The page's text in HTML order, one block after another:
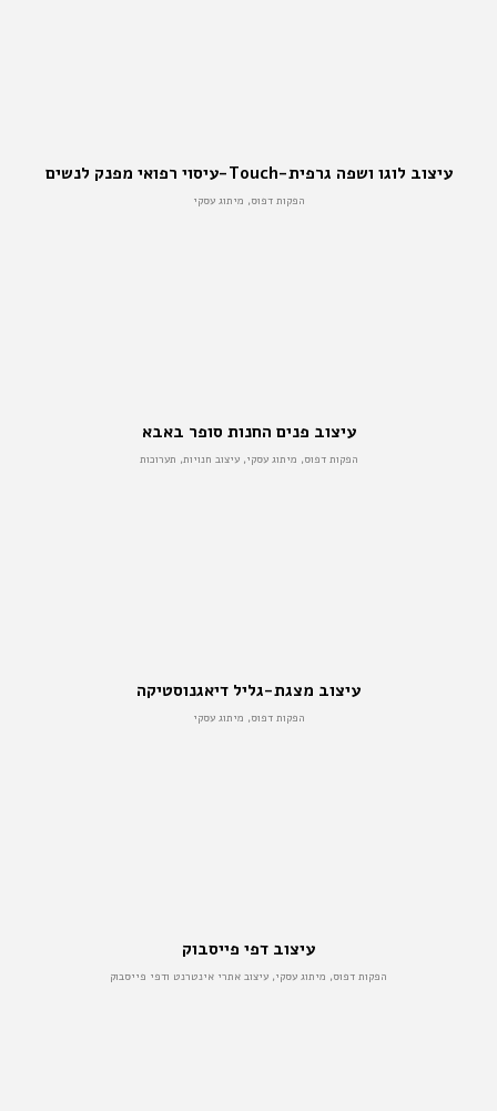
עיצוב לוגו ושפה גרפית-Touch-עיסוי רפואי מפנק לנשים
הפקות דפוס, מיתוג עסקי
עיצוב פנים החנות סופר באבא
הפקות דפוס, מיתוג עסקי, עיצוב חנויות, תערוכות
עיצוב מצגת-גליל דיאגנוסטיקה
הפקות דפוס, מיתוג עסקי
עיצוב דפי פייסבוק
הפקות דפוס, מיתוג עסקי, עיצוב אתרי אינטרנט ודפי פייסבוק